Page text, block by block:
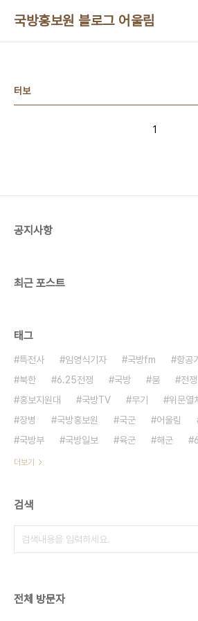
국방홍보원 블로그 어울림
터보
1
공지사항
최근 포스트
태그
특전사 임영식기자 국방fm 항공기
북한
6.25전쟁 국방 붐 전쟁
홍보지원대
국방TV 무기 위문열
장병
국방홍보원 국군 어울림
국방부
국방일보 육군 해군
더보기
검색
전체 방문자